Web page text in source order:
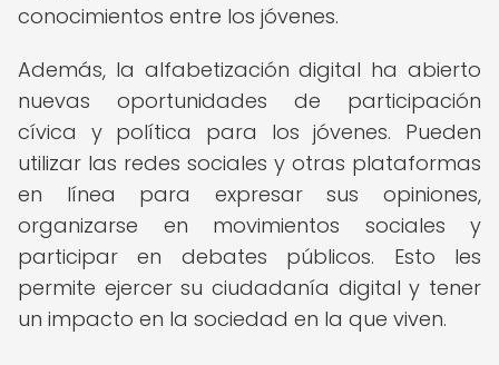
conocimientos entre los jóvenes.
Además, la alfabetización digital ha abierto
nuevas oportunidades de participación
cívica y política para los jóvenes. Pueden
utilizar las redes sociales y otras plataformas
en línea para expresar sus opiniones,
organizarse en movimientos sociales y
participar en debates públicos. Esto les
permite ejercer su ciudadanía digital y tener
un impacto en la sociedad en la que viven.